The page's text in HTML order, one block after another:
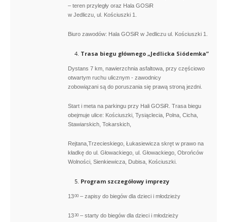
– teren przyległy oraz Hala GOSiR
w Jedliczu, ul. Kościuszki 1.
Biuro zawodów: Hala GOSiR w Jedliczu ul. Kościuszki 1.
Trasa biegu głównego „Jedlicka Siódemka”
Dystans 7 km, nawierzchnia asfaltowa, przy częściowo
otwartym ruchu ulicznym - zawodnicy
zobowiązani są do poruszania się prawą stroną jezdni.
Start i meta na parkingu przy Hali GOSiR. Trasa biegu
obejmuje ulice: Kościuszki, Tysiąclecia, Polna, Cicha,
Stawiarskich, Tokarskich,
Rejtana,Trzecieskiego, Łukasiewicza skręt w prawo na
kładkę do ul. Głowackiego, ul. Głowackiego, Obrońców
Wolności, Sienkiewicza, Dubisa, Kościuszki.
Program szczegółowy imprezy
1300 – zapisy do biegów dla dzieci i młodzieży
1330 – starty do biegów dla dzieci i młodzieży